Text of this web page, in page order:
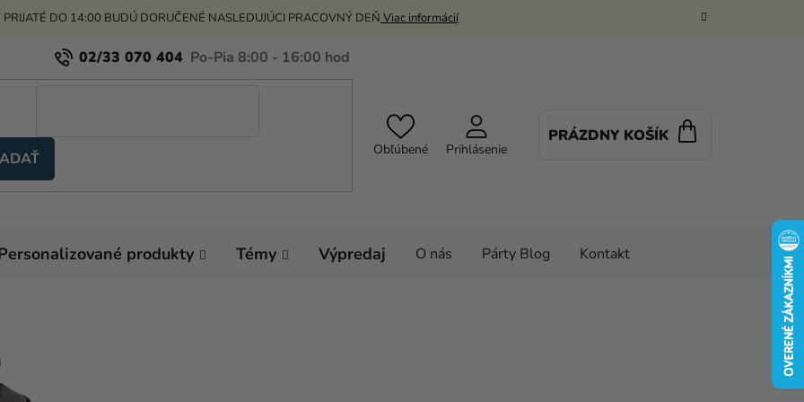
PRIJATÉ DO 14:00 BUDÚ DORUČENÉ NASLEDUJÚCI PRACOVNÝ DEŇ Viac informácií
02/33 070 404
Obľúbené Prihlásenie
PRÁZDNY KOŠÍK
produkty Témy Výpredaj O nás Párty Blog Kontakt